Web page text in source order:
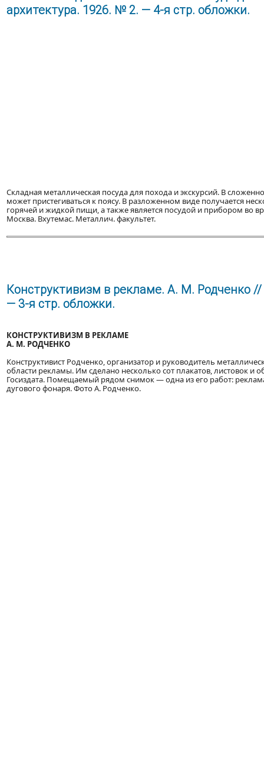
архитектура. 1926. № 2. — 4-я стр. обложки.
Складная металлическая посуда для похода и экскурсий. В
может пристегиваться к поясу. В разложенном виде получается
горячей и жидкой пищи, а также является посудой и прибором во
Москва. Вхутемас. Металлич. факультет.
Конструктивизм в рекламе. А. М. Родченко
— 3-я стр. обложки.
КОНСТРУКТИВИЗМ В РЕКЛАМЕ
А. М. РОДЧЕНКО
Конструктивист Родченко, организатор и руководитель
области рекламы. Им сделано несколько сот плакатов, листовок и
Госиздата. Помещаемый рядом снимок — одна из его работ:
дугового фонаря. Фото А. Родченко.